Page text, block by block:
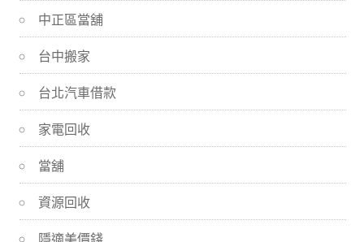
中正區當舖
台中搬家
台北汽車借款
家電回收
當舖
資源回收